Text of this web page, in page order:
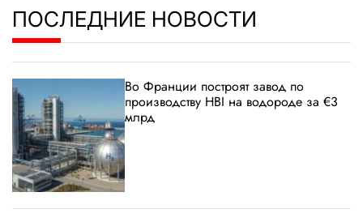
ПОСЛЕДНИЕ НОВОСТИ
Во Франции построят завод по
производству HBI на водороде за €3
млрд